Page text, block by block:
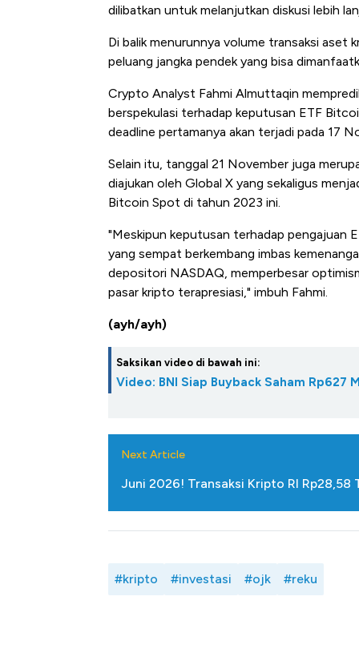
dilibatkan untuk melanjutkan diskusi lebih
Di balik menurunnya volume transaksi aset
peluang jangka pendek yang bisa
Crypto Analyst Fahmi Almuttaqin
berspekulasi terhadap keputusan ETF
deadline pertamanya akan terjadi pada 17
Selain itu, tanggal 21 November juga
diajukan oleh Global X yang sekaligus
Bitcoin Spot di tahun 2023 ini.
"Meskipun keputusan terhadap pengajuan
yang sempat berkembang imbas
depositori NASDAQ, memperbesar
pasar kripto terapresiasi," imbuh Fahmi.
(ayh/ayh)
Saksikan video di bawah ini:
Video: BNI Siap Buyback Saham Rp627
Next Article
Juni 2026! Transaksi Kripto RI Rp28,58
#kripto #investasi #ojk #reku